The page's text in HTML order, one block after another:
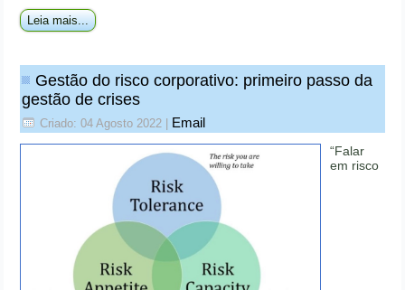
Leia mais...
Gestão do risco corporativo: primeiro passo da
gestão de crises
Criado: 04 Agosto 2022 Email
“Falar
em risco